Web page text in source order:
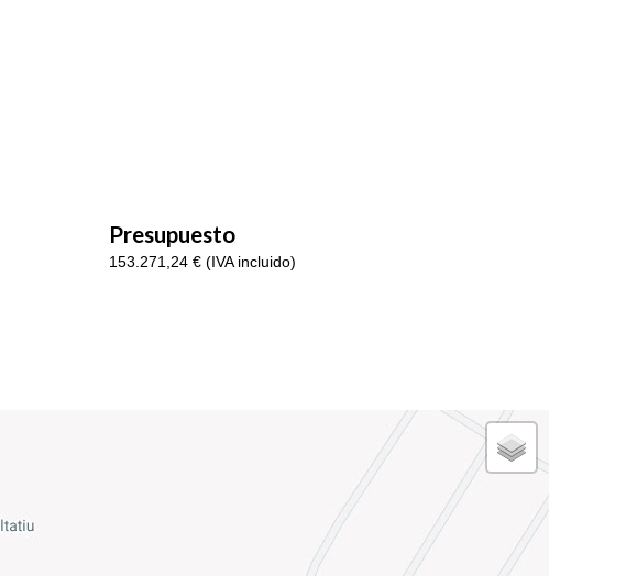
Presupuesto
153.271,24 € (IVA incluido)